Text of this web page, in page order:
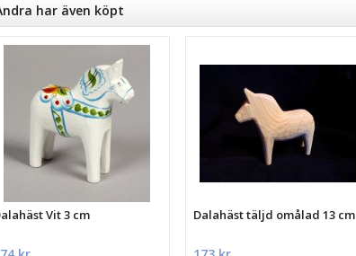
har även köpt
Vit 3 cm Dalahäst täljd omålad 13 cm